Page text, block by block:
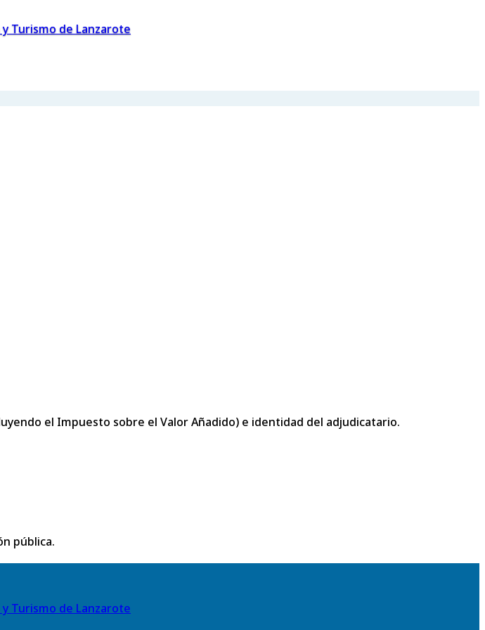
Turismo de Lanzarote
el Impuesto sobre el Valor Añadido) e identidad del adjudicatario.
pública.
Turismo de Lanzarote